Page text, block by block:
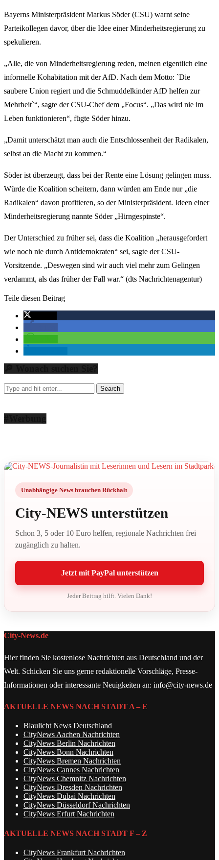
Bayerns Ministerpräsident Markus Söder (CSU) warnt seine
Parteikollegen davor, über die Idee einer Minderheitsregierung zu
spekulieren.
„Alle, die von Minderheitsregierung reden, meinen eigentlich eine
informelle Kohabitation mit der AfD. Nach dem Motto: `Die
saubere Union regiert und die Schmuddelkinder AfD helfen zur
Mehrheit`“, sagte der CSU-Chef dem „Focus“. „Das wird nie im
Leben funktionieren“, fügte Söder hinzu.
„Damit unterschätzt man auch die Entschlossenheit der Radikalen,
selbst an die Macht zu kommen.“
Söder ist überzeugt, dass bei der Rente eine Lösung gelingen muss.
Würde die Koalition scheitern, dann würden am Ende nur „die
Radikalen“ davon profitieren, so der Ministerpräsident. Ideen einer
Minderheitsregierung nannte Söder „Hirngespinste“.
Der Unterschied zu früher sei, dass die Koalition „herausgefordert
wie noch nie durch Antidemokraten“ sei, sagte der CSU-
Vorsitzende. „Deswegen sind wir auch viel mehr zum Gelingen
verdammt, als das früher der Fall war.“ (dts Nachrichtenagentur)
Teile diesen Beitrag
Unabhängige News brauchen Rückhalt
City-NEWS unterstützen
Schon 3, 5 oder 10 Euro helfen, regionale Nachrichten frei
zugänglich zu halten.
Jetzt mit PayPal unterstützen
Jeder Beitrag hilft. Vielen Dank!
City-News.de
Hier finden Sie kostenlose Nachrichten aus Deutschland und der
Welt. Schicken Sie uns gerne redaktionelle Vorschläge, Presse-
Informationen oder interessante Neuigkeiten an: info@city-news.de
AKTUELLE NEWS NACH STADT A – E
Blaulicht News Deutschland
CityNews Aachen Nachrichten
CityNews Berlin Nachrichten
CityNews Bonn Nachrichten
CityNews Bremen Nachrichten
CityNews Cannes Nachrichten
CityNews Chemnitz Nachrichten
CityNews Dresden Nachrichten
CityNews Dubai Nachrichten
CityNews Düsseldorf Nachrichten
CityNews Erfurt Nachrichten
AKTUELLE NEWS NACH STADT F – Z
CityNews Frankfurt Nachrichten